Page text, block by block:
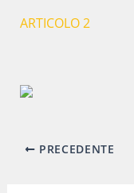
ARTICOLO 2
Navigazione
PRECEDENTE